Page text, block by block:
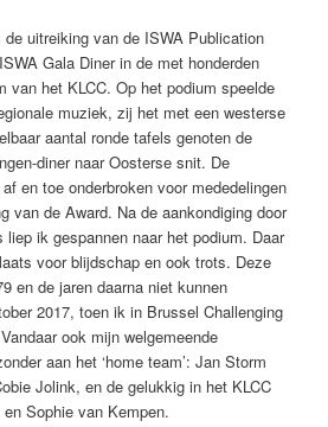
uitreiking van de ISWA Publication
Gala Diner in de met honderden
van het KLCC. Op het podium speelde
muziek, zij het met een westerse
aantal ronde tafels genoten de
diner naar Oosterse snit. De
en toe onderbroken voor mededelingen
van de Award. Na de aankondiging door
ik gespannen naar het podium. Daar
voor blijdschap en ook trots. Deze
en de jaren daarna niet kunnen
2017, toen ik in Brussel Challenging
ook mijn welgemeende
aan het ‘home team’: Jan Storm
Jolink, en de gelukkig in het KLCC
Sophie van Kempen.